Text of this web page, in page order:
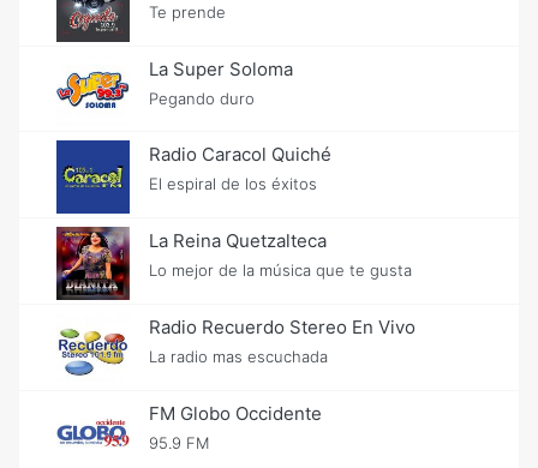
Te prende
La Super Soloma
Pegando duro
Radio Caracol Quiché
El espiral de los éxitos
La Reina Quetzalteca
Lo mejor de la música que te gusta
Radio Recuerdo Stereo En Vivo
La radio mas escuchada
FM Globo Occidente
95.9 FM